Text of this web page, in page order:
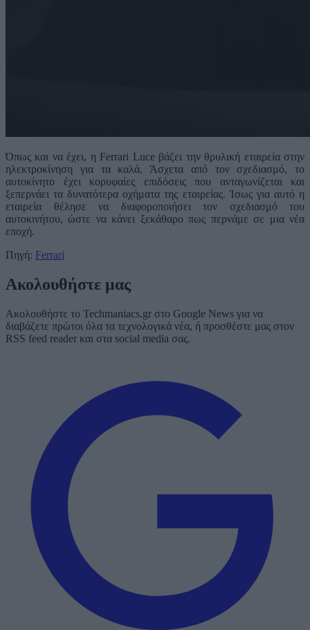
Όπως και να έχει, η Ferrari Luce βάζει την θρυλική εταιρεία στην
ηλεκτροκίνηση για τα καλά. Άσχετα από τον σχεδιασμό, το
αυτοκίνητο έχει κορυφαίες επιδόσεις που ανταγωνίζεται και
ξεπερνάει τα δυνατότερα οχήματα της εταιρείας. Ίσως για αυτό η
εταιρεία θέλησε να διαφοροποιήσει τον σχεδιασμό του
αυτοκινήτου, ώστε να κάνει ξεκάθαρο πως περνάμε σε μια νέα
εποχή.
Πηγή: Ferrari
Ακολουθήστε μας
Ακολουθήστε το Techmaniacs.gr στο Google News για να
διαβάζετε πρώτοι όλα τα τεχνολογικά νέα, ή προσθέστε μας στον
RSS feed reader και στα social media σας.